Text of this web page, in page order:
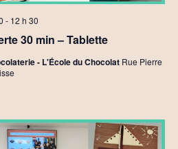
30 min – Tablette
- 12 h 30
- L'École du Chocolat Rue Pierre